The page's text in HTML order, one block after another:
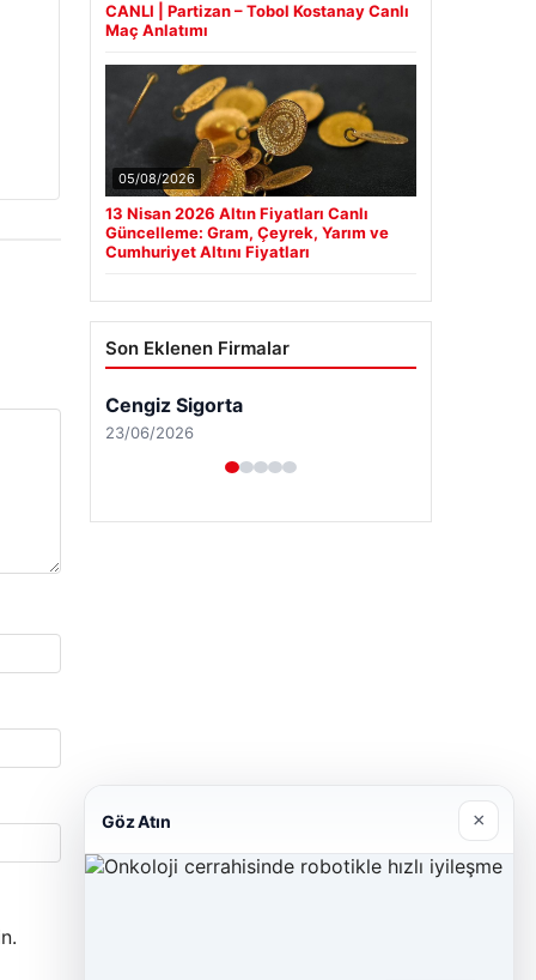
CANLI | Partizan – Tobol Kostanay Canlı
Maç Anlatımı
05/08/2026
13 Nisan 2026 Altın Fiyatları Canlı
Güncelleme: Gram, Çeyrek, Yarım ve
Cumhuriyet Altını Fiyatları
Son Eklenen Firmalar
Cengiz Sigorta
23/06/2026
Göz Atın ×